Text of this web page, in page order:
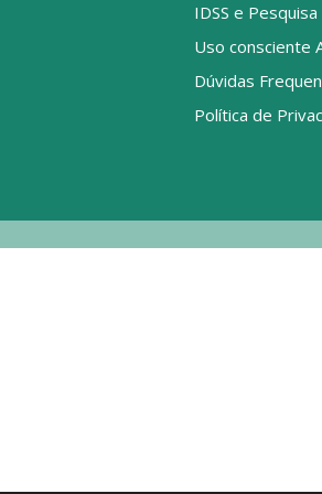
IDSS e
Uso consciente
Dúvidas
Política de